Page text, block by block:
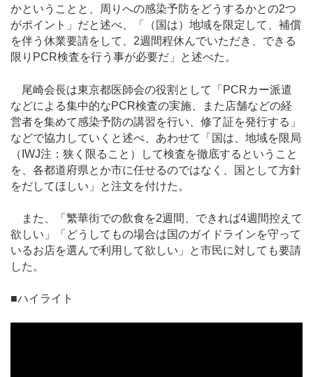
かということと、周りへの感染予防をどうするかとの2つ
がポイント」だと述べ、「（国は）地域を限定して、補償
を伴う休業要請をして、2週間程休んでいただき、できる
限りPCR検査を行う事が必要だ」と述べた。
尾崎会長は東京都医師会の役割として「PCRカー派遣
などによる集中的なPCR検査の実施、また店舗などの経
営者を集めて感染予防の講習を行い、修了証を発行する」
などで協力していくと述べ、あわせて「国は、地域を限局
（IWJ注：狭く限ること）して検査を徹底するということ
を、各都道府県とか市に任せるのではなく、国として方針
をだしてほしい」と注文を付けた。
また、「繁華街での飲食を2週間、できれば4週間控えて
欲しい」「どうしてもの場合は国のガイドラインを守って
いるお店を選んで利用して欲しい」と市民に対しても要請
した。
■ハイライト